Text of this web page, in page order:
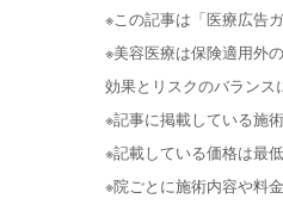
※この記事は「医療広告
※美容医療は保険適用外
効果とリスクのバランス
※記事に掲載している施
※記載している価格は最
※院ごとに施術内容や料